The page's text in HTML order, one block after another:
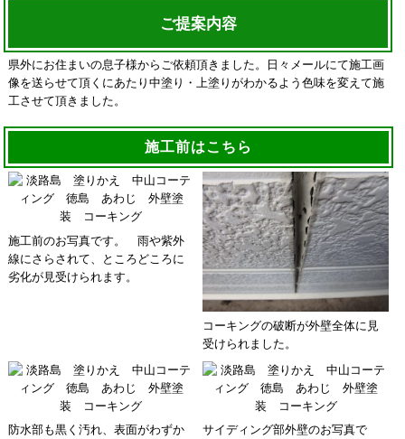
ご提案内容
県外にお住まいの息子様からご依頼頂きました。日々メールにて施工画
像を送らせて頂くにあたり中塗り・上塗りがわかるよう色味を変えて施
工させて頂きました。
施工前はこちら
施工前のお写真です。 雨や紫外
線にさらされて、ところどころに
劣化が見受けられます。
コーキングの破断が外壁全体に見
受けられました。
防水部も黒く汚れ、表面がわずか
サイディング部外壁のお写真で